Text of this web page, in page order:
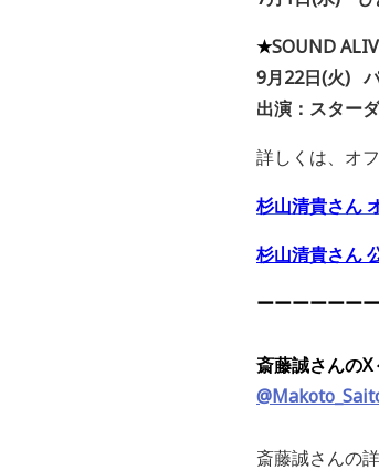
★SOUND
9月22日(火)
出演：スター
詳しくは、オ
杉山清貴さん
杉山清貴さん
ーーーーーー
斎藤誠さんのX
斎藤誠さんの